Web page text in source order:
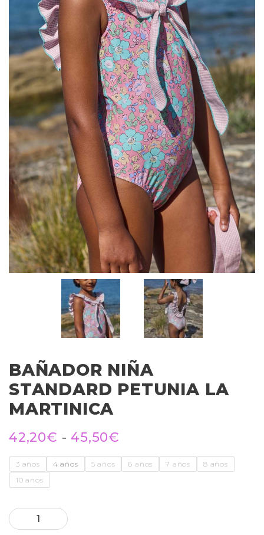
BAÑADOR NIÑA
STANDARD PETUNIA LA
MARTINICA
42,20€ - 45,50€
3 años 4 años 5 años 6 años 7 años
8 años
10 años